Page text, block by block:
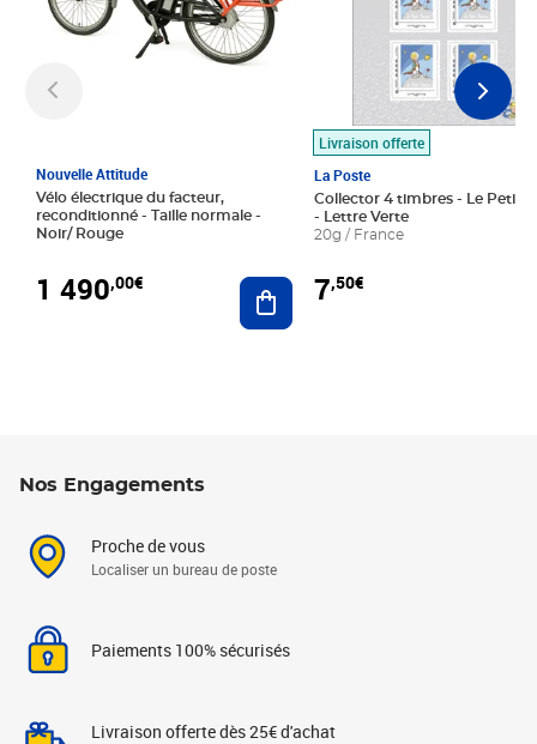
Nouvelle Attitude
Vélo électrique du facteur,
reconditionné - Taille normale -
Noir/ Rouge
1 490,00€ Ajouter au panier
Livraison offerte
La Poste
Collector 4 timbres - Le Petit
- Lettre Verte
20g / France
7,50€
Nos Engagements
Proche de vous
Localiser un bureau de poste
Paiements 100% sécurisés
Livraison offerte dès 25€ d'achat